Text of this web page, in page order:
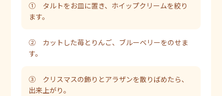
① タルトをお皿に置き、ホイップクリームを絞り
ます。
② カットした苺とりんご、ブルーベリーをのせま
す。
③ クリスマスの飾りとアラザンを散りばめたら、
出来上がり。